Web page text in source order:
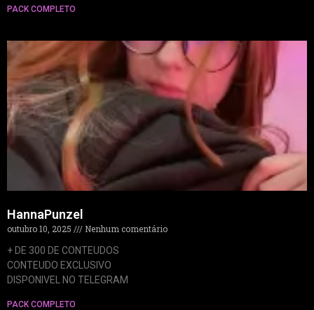
PACK COMPLETO
HannaPunzel
outubro 10, 2025
Nenhum comentário
+ DE 300 DE CONTEUDOS
CONTEUDO EXCLUSIVO
DISPONIVEL NO TELEGRAM
PACK COMPLETO